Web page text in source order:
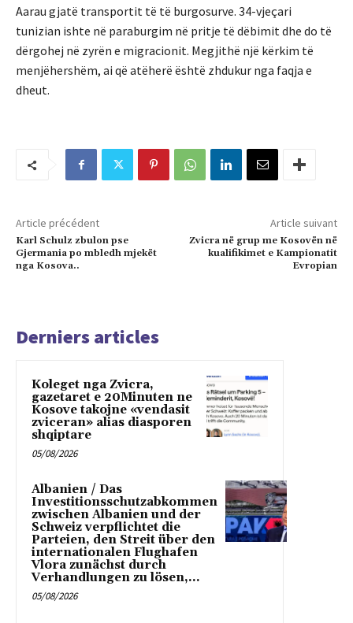
Aarau gjatë transportit të të burgosurve. 34-vjeçari
tunizian ishte në paraburgim në pritje të dëbimit dhe do të
dërgohej në zyrën e migracionit. Megjithë një kërkim të
menjëhershëm, ai që atëherë është zhdukur nga faqja e
dheut.
Article précédent
Karl Schulz zbulon pse
Gjermania po mbledh mjekët
nga Kosova..
Article suivant
Zvicra në grup me Kosovën në
kualifikimet e Kampionatit
Evropian
Derniers articles
Koleget nga Zvicra,
gazetaret e 20Minuten ne
Kosove takojne «vendasit
zviceran» alias diasporen
shqiptare
05/08/2026
Albanien / Das
Investitionsschutzabkommen
zwischen Albanien und der
Schweiz verpflichtet die
Parteien, den Streit über den
internationalen Flughafen
Vlora zunächst durch
Verhandlungen zu lösen,...
05/08/2026